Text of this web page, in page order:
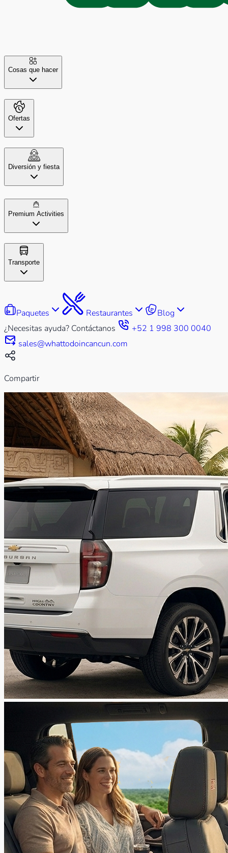
Cosas que hacer
Ofertas
Diversión y fiesta
Premium Activities
Transporte
Paquetes Restaurantes
Blog
¿Necesitas ayuda? Contáctanos
+52 1 998 300 0040
sales@whattodoincancun.com
Compartir